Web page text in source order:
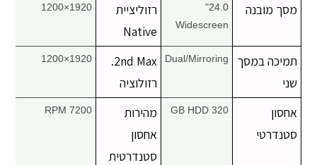
מסך מובנה
24.0"
Widescreen
רזוליציית
Native
1920×1200
תמיכה במסך
שני
Dual/Mirroring
2nd Max.
רזולוציה
1920×1200
אחסון
סטנדרטי
320 GB HDD
מהירות
אחסון
סטנדרטית
7200 RPM